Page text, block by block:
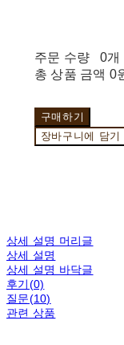
주문 수량
0개
총 상품 금액 0
구매하기
장바구니에 담기
상세 설명 머리글
상세 설명
상세 설명 바닥글
후기(0)
질문(10)
관련 상품